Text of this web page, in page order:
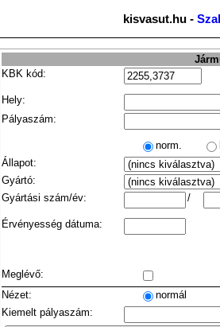
kisvasut.hu -
KBK kód:
Hely:
Pályaszám:
norm.
Állapot:
Gyártó:
Gyártási szám/év:
/
Érvényesség dátuma:
Meglévő:
Nézet:
normál
Kiemelt pályaszám: